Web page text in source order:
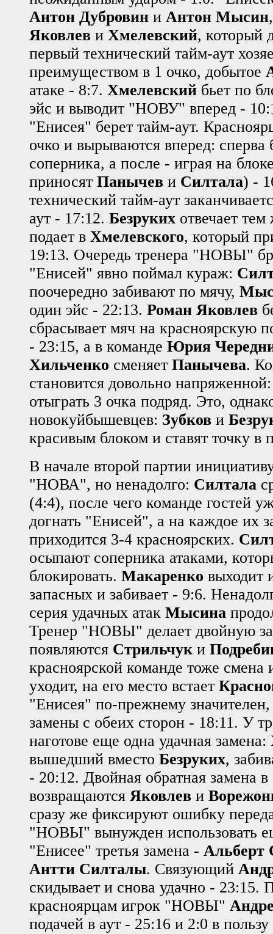
Антон Дубровин и Антон Мысин
Яковлев и Хмелевский, который
первый технический тайм-аут
преимуществом в 1 очко, добытое
атаке - 8:7. Хмелевский бьет по
эйс и выводит "НОВУ" вперед -
"Енисея" берет тайм-аут.
очко и вырываются вперед: сперва
соперника, а после - играя на
приносят Панычев и Силтала) -
технический тайм-аут
аут - 17:12. Безруких отвечает
подает в Хмелевского, который
19:13. Очередь тренера "НОВЫ"
"Енисей" явно поймал кураж:
поочередно забивают по мячу,
один эйс - 22:13. Роман Яковлев
сбрасывает мяч на красноярскую
- 23:15, а в команде Юрия
Хильченко сменяет Панычева.
становится довольно
отыграть 3 очка подряд. Это,
новокуйбышевцев: Зубков и
красивым блоком и ставят точку в
В начале второй партии
"НОВА", но ненадолго: Силтала
(4:4), после чего команде гостей
догнать "Енисей", а на каждое их
приходится 3-4 красноярских.
осыпают соперника атаками,
блокировать. Макаренко выходит
запасных и забивает - 9:6.
серия удачных атак Мысина
Тренер "НОВЫ" делает двойную
появляются Стрильчук и
красноярской команде тоже смена
уходит, на его место встает
"Енисея" по-прежнему
замены с обеих сторон - 18:11. У
наготове еще одна удачная замена:
вышедший вместо Безруких,
- 20:12. Двойная обратная замена
возвращаются Яковлев и
сразу же фиксируют ошибку
"НОВЫ" вынужден использовать
"Енисее" третья замена - Альберт
Антти Силталы. Связующий
скидывает и снова удачно - 23:15.
красноярцам игрок "НОВЫ"
подачей в аут - 25:16 и 2:0 в